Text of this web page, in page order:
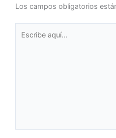
Los campos obligatorios